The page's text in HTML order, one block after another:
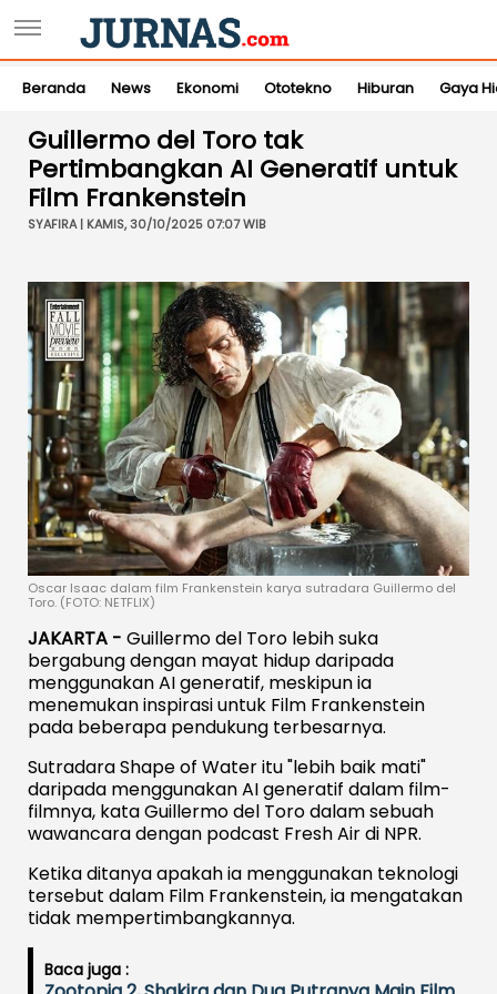
Beranda News Ekonomi Ototekno Hiburan Gaya
Guillermo del Toro tak
Pertimbangkan AI Generatif untuk
Film Frankenstein
SYAFIRA | KAMIS, 30/10/2025 07:07 WIB
Oscar Isaac dalam film Frankenstein karya sutradara Guillermo del
Toro. (FOTO: NETFLIX)
JAKARTA - Guillermo del Toro lebih suka
bergabung dengan mayat hidup daripada
menggunakan AI generatif, meskipun ia
menemukan inspirasi untuk Film Frankenstein
pada beberapa pendukung terbesarnya.
Sutradara Shape of Water itu "lebih baik mati"
daripada menggunakan AI generatif dalam film-
filmnya, kata Guillermo del Toro dalam sebuah
wawancara dengan podcast Fresh Air di NPR.
Ketika ditanya apakah ia menggunakan teknologi
tersebut dalam Film Frankenstein, ia mengatakan
tidak mempertimbangkannya.
Baca juga :